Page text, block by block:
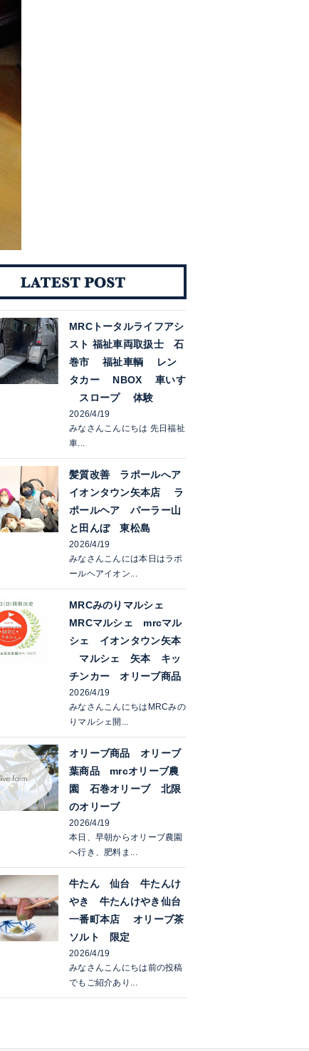
MRCトータルライフアシ
スト 福祉車両取扱士 石
巻市 福祉車輌 レン
タカー NBOX 車いす
スロープ 体験
2026/4/19
みなさんこんにちは 先日福祉
車...
髪質改善 ラポールへア
イオンタウン矢本店 ラ
ポールヘア パーラー山
と田んぼ 東松島
2026/4/19
みなさんこんには本日はラポ
ールヘアイオン...
MRCみのりマルシェ
MRCマルシェ mrcマル
シェ イオンタウン矢本
マルシェ 矢本 キッ
チンカー オリーブ商品
2026/4/19
みなさんこんにちはMRCみの
りマルシェ開...
オリーブ商品 オリーブ
葉商品 mrcオリーブ農
園 石巻オリーブ 北限
のオリーブ
2026/4/19
本日、早朝からオリーブ農園
へ行き、肥料ま...
牛たん 仙台 牛たんけ
やき 牛たんけやき仙台
一番町本店 オリーブ茶
ソルト 限定
2026/4/19
みなさんこんにちは前の投稿
でもご紹介あり...